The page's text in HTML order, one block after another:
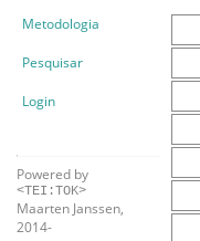
Metodologia
Pesquisar
Login
Powered by
<TEI:TOK>
Maarten Janssen,
2014-